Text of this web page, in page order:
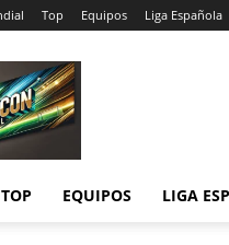
Top Equipos Liga Española
TOP EQUIPOS LIGA